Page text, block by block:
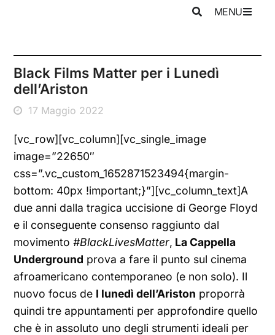
MENU
Black Films Matter per i Lunedì
dell’Ariston
17 Maggio 2022
[vc_row][vc_column][vc_single_image
image=”22650″
css=”.vc_custom_1652871523494{margin-
bottom: 40px !important;}”][vc_column_text]A
due anni dalla tragica uccisione di George Floyd
e il conseguente consenso raggiunto dal
movimento #BlackLivesMatter, La Cappella
Underground prova a fare il punto sul cinema
afroamericano contemporaneo (e non solo). Il
nuovo focus de I lunedì dell’Ariston proporrà
quindi tre appuntamenti per approfondire quello
che è in assoluto uno degli strumenti ideali per